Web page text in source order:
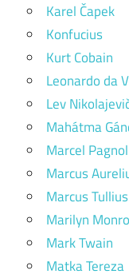
Karel Čapek
Konfucius
Kurt Cobain
Leonardo da
Lev
Mahátma
Marcel Pagnol
Marcus
Marcus
Marilyn
Mark Twain
Matka Tereza